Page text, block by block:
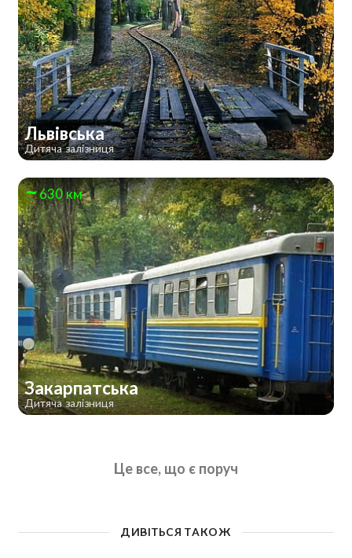
Львівська
Дитяча залізниця
630 км
Закарпатська
Дитяча залізниця
Це все, що є поруч
ДИВІТЬСЯ ТАКОЖ